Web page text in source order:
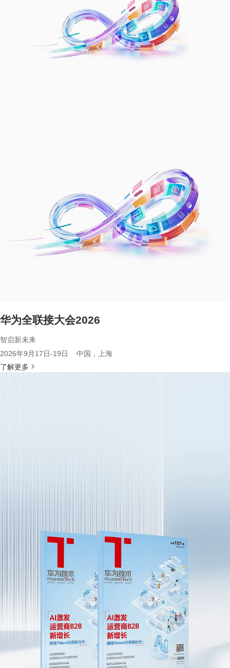
华为全联接大会2026
智启新未来
2026年9月17日-19日 中国，上海
了解更多